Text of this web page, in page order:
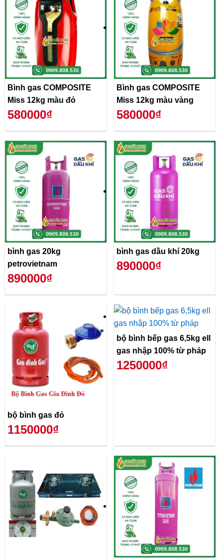
Bình gas COMPOSITE
Miss 12kg màu đỏ
580000₫
Bình gas COMPOSITE
Miss 12kg màu vàng
580000₫
bình gas 20kg
petrovietnam
890000₫
bình gas dầu khí 20kg
890000₫
bộ bình gas đỏ
1150000₫
bộ bình bếp gas 6,5kg ell
gas nhập 100% từ pháp
1250000₫